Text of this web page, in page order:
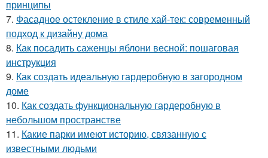
принципы
7. Фасадное остекление в стиле хай-тек: современный
подход к дизайну дома
8. Как посадить саженцы яблони весной: пошаговая
инструкция
9. Как создать идеальную гардеробную в загородном
доме
10. Как создать функциональную гардеробную в
небольшом пространстве
11. Какие парки имеют историю, связанную с
известными людьми